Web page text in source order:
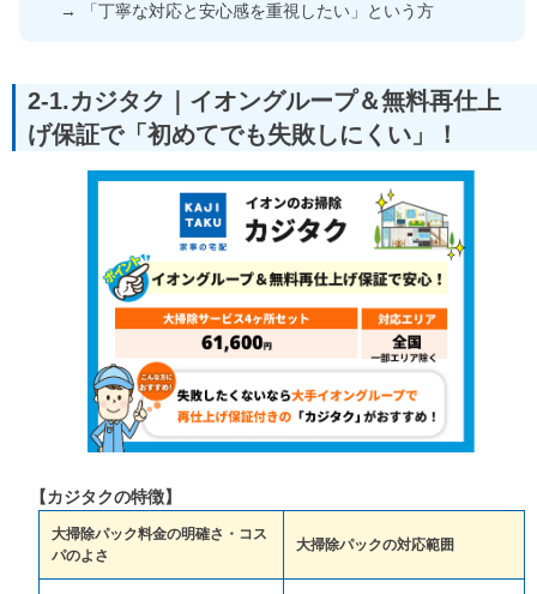
→ 「丁寧な対応と安心感を重視したい」という方
2-1.カジタク｜イオングループ＆無料再仕上
げ保証で「初めてでも失敗しにくい」！
【カジタクの特徴】
大掃除パック料金の明確さ・コス
パのよさ
大掃除パックの対応範囲